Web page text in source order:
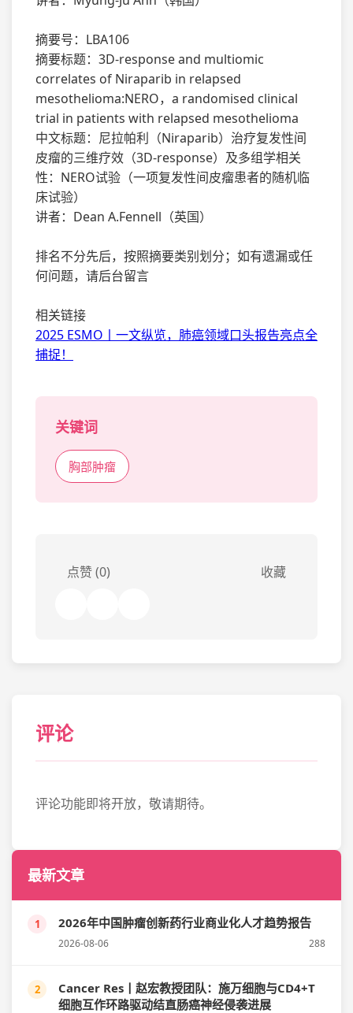
摘要号：LBA106
摘要标题：3D-response and multiomic
correlates of Niraparib in relapsed
mesothelioma:NERO，a randomised clinical
trial in patients with relapsed mesothelioma
中文标题：尼拉帕利（Niraparib）治疗复发性间
皮瘤的三维疗效（3D-response）及多组学相关
性：NERO试验（一项复发性间皮瘤患者的随机临
床试验）
讲者：Dean A.Fennell（英国）
排名不分先后，按照摘要类别划分；如有遗漏或任
何问题，请后台留言
相关链接
2025 ESMO丨一文纵览，肺癌领域口头报告亮点全
捕捉！
关键词
胸部肿瘤
点赞 (0) 收藏
评论
评论功能即将开放，敬请期待。
最新文章
1 2026年中国肿瘤创新药行业商业化人才趋势报告
2026-08-06 288
2
Cancer Res丨赵宏教授团队：施万细胞与CD4+T
细胞互作环路驱动结直肠癌神经侵袭进展